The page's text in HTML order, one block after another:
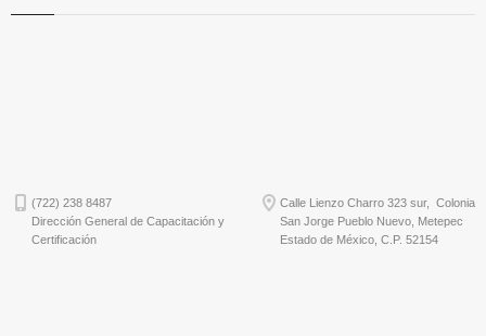
(722) 238 8487
Dirección General de Capacitación y
Certificación
Calle Lienzo Charro 323 sur, Colonia
San Jorge Pueblo Nuevo, Metepec
Estado de México, C.P. 52154